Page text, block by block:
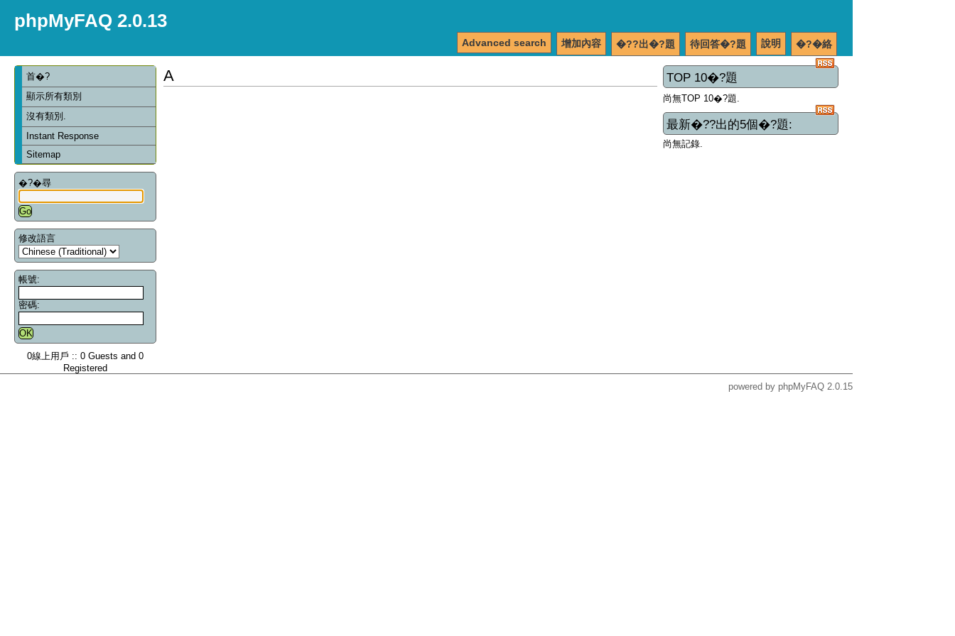
phpMyFAQ 2.0.13
�?�絡
說明
待回答�?題
�??出�?題
增加內容
Advanced search
首�?
顯示所有類別
沒有類別.
Instant Response
Sitemap
�?�尋
修改語言
帳號:
密碼:
0線上用戶 :: 0 Guests and 0
Registered
TOP 10�?題
尚無TOP 10�?題.
最新�??出的5個�?題:
尚無記錄.
A
powered by phpMyFAQ 2.0.15